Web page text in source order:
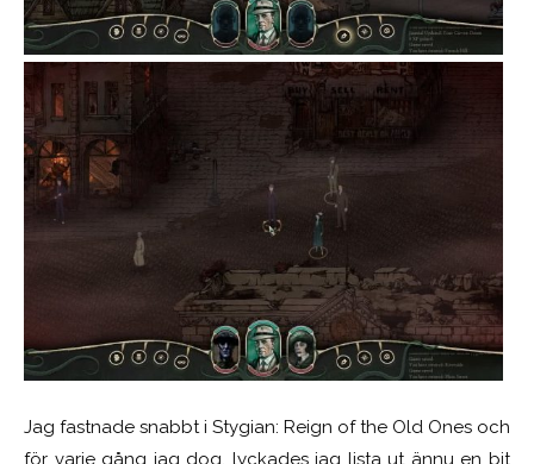
Jag fastnade snabbt i Stygian: Reign of the Old Ones och
för varje gång jag dog, lyckades jag lista ut ännu en bit